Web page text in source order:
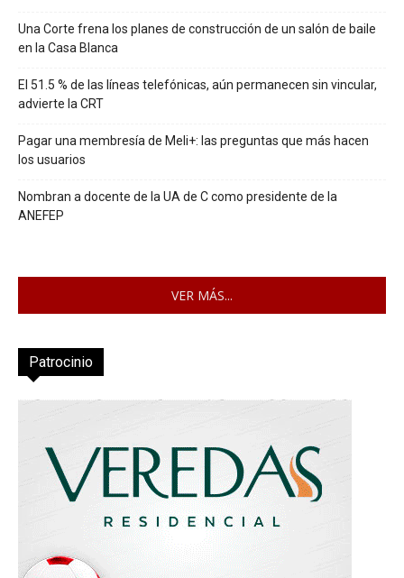
Una Corte frena los planes de construcción de un salón de baile
en la Casa Blanca
El 51.5 % de las líneas telefónicas, aún permanecen sin vincular,
advierte la CRT
Pagar una membresía de Meli+: las preguntas que más hacen
los usuarios
Nombran a docente de la UA de C como presidente de la
ANEFEP
VER MÁS...
Patrocinio